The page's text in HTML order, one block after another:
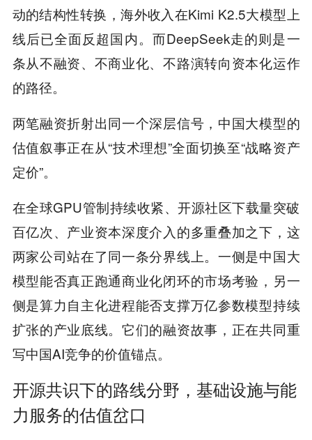
动的结构性转换，海外收入在Kimi K2.5大模型上
线后已全面反超国内。而DeepSeek走的则是一
条从不融资、不商业化、不路演转向资本化运作
的路径。
两笔融资折射出同一个深层信号，中国大模型的
估值叙事正在从“技术理想”全面切换至“战略资产
定价”。
在全球GPU管制持续收紧、开源社区下载量突破
百亿次、产业资本深度介入的多重叠加之下，这
两家公司站在了同一条分界线上。一侧是中国大
模型能否真正跑通商业化闭环的市场考验，另一
侧是算力自主化进程能否支撑万亿参数模型持续
扩张的产业底线。它们的融资故事，正在共同重
写中国AI竞争的价值锚点。
开源共识下的路线分野，基础设施与能
力服务的估值岔口